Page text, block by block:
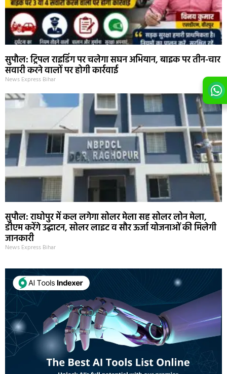
सुपौल: ट्रिपल राइडिंग पर चलेगा सघन अभियान, बाइक पर तीन-चार
सवारी करने वालों पर होगी कार्रवाई
News Express Bihar
सुपौल: राघोपुर में कल लगेगा सोलर मेला सह सोलर लोन मेला,
डीएम करेंगे उद्घाटन, सोलर लाइट व सौर ऊर्जा योजनाओं की मिलेगी
जानकारी
News Express Bihar